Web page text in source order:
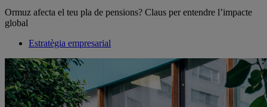
Ormuz afecta el teu pla de pensions? Claus per entendre l’impacte
global
Estratègia empresarial